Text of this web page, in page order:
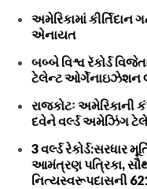
અમેરિકામાં કીર્તિદાન
એનાયત
બબ્બે વિશ્વ રૅકોર્ડ
ટેલેન્ટ ઓર્ગેનાઇઝેશન
રાજકોટઃ અમેરિકાની
દવેને વર્લ્ડ અમેઝિંગ
3 વર્લ્ડ રેકોર્ડ:સરધાર
આમંત્રણ પત્રિકા,
નિત્યસ્વરૂપદાસની 621